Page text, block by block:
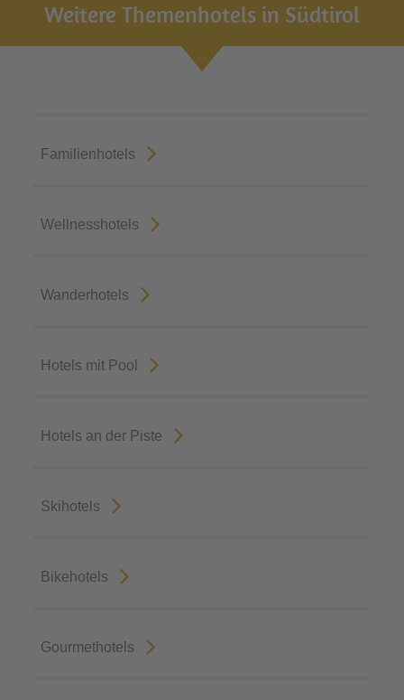
Weitere Themenhotels in Südtirol
Familienhotels
Wellnesshotels
Wanderhotels
Hotels mit Pool
Hotels an der Piste
Skihotels
Bikehotels
Gourmethotels